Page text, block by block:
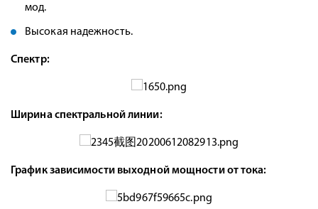
мод.
Высокая надежность.
Спектр:
Ширина спектральной линии:
График зависимости выходной мощности от тока: